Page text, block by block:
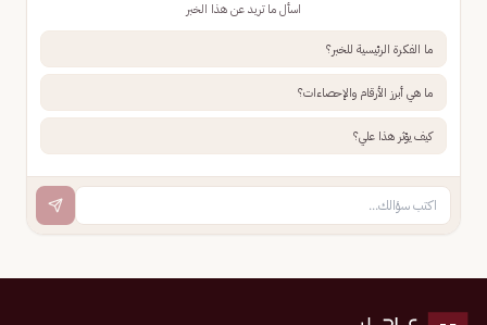
اسأل ما تريد عن هذا الخبر
ما الفكرة الرئيسية للخبر؟
ما هي أبرز الأرقام والإحصاءات؟
كيف يؤثر هذا علي؟